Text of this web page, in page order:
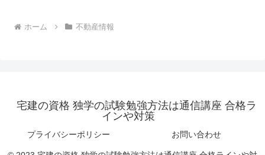
ホーム 不動産情報
宅建の資格 独学の試験勉強方法は通信講座 合格ラ
インや対策
プライバシーポリシー お問い合わせ